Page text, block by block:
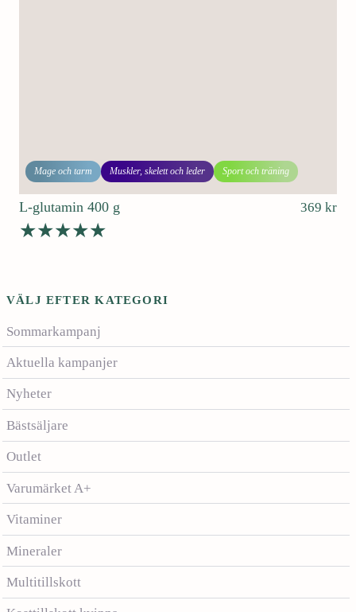
VÄLJ EFTER KATEGORI
Sommarkampanj
Aktuella kampanjer
Nyheter
Bästsäljare
Outlet
Varumärket A+
Vitaminer
Mineraler
Multitillskott
Mage och tarm Muskler, skelett och leder Sport och träning
L-glutamin 400 g 369 kr